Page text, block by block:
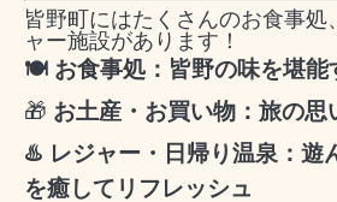
皆野町にはたくさんのお食事処
ャー施設があります！
🍽 お食事処：皆野の味を堪能
🎁 お土産・お買い物：旅の思
♨️ レジャー・日帰り温泉：遊
を癒してリフレッシュ